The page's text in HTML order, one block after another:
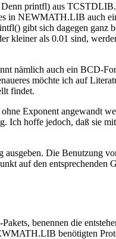
printfl) aus
in NEWMATH.LIB auch
gibt sich dagegen ganz
kleiner als 0.01 sind,
nämlich auch ein BCD-
möchte ich auf
findet.
Exponent angewandt
hoffe jedoch, daß sie
ausgeben. Die Benutzung
auf den entsprechenden
benennen die
benötigten